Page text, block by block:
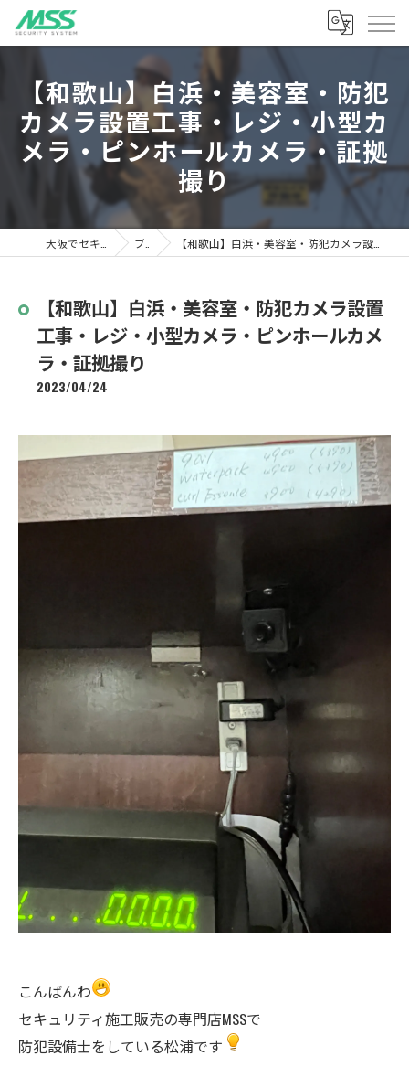
【和歌山】白浜・美容室・防犯
カメラ設置工事・レジ・小型カ
メラ・ピンホールカメラ・証拠
撮り
ブログ 【和歌山】白浜・美容室・防犯カメラ設置工事・レジ・小型カメラ・ピンホールカメラ・証拠撮り
【和歌山】白浜・美容室・防犯カメラ設置
工事・レジ・小型カメラ・ピンホールカメ
ラ・証拠撮り
2023/04/24
こんばんわ
セキュリティ施工販売の専門店MSSで
防犯設備士をしている松浦です